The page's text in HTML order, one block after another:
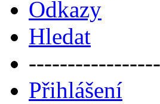
Odkazy
Hledat
Přihlášení